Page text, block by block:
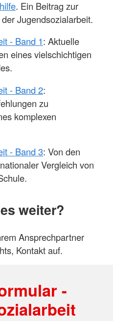
. Ein Beitrag zur
Jugendsozialarbeit.
- Band 1: Aktuelle
eines vielschichtigen
- Band 2:
zu
komplexen
- Band 3: Von den
Vergleich von
weiter?
Ansprechpartner
Kontakt auf.
-